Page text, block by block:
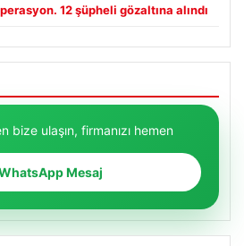
12 şüpheli gözaltına alındı
bize ulaşın, firmanızı hemen
Mesaj